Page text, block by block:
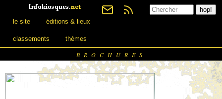
le site éditions & lieux
classements thèmes
BROCHURES